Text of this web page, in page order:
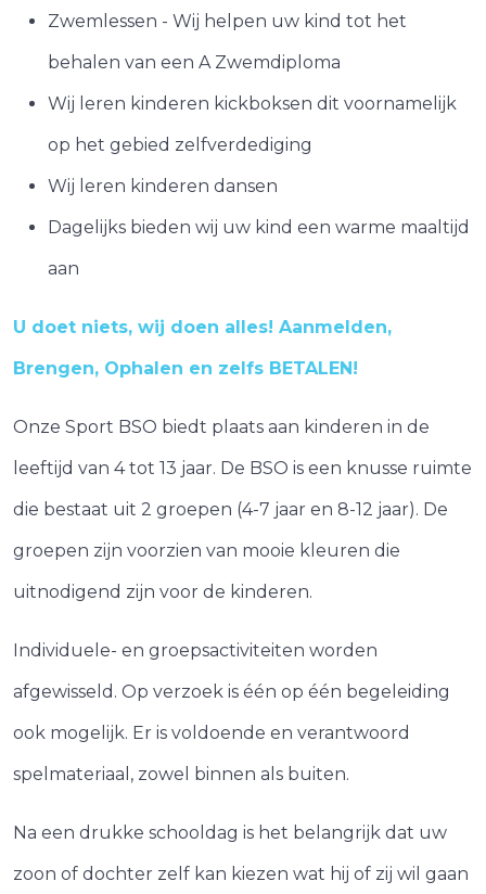
Zwemlessen - Wij helpen uw kind tot het
behalen van een A Zwemdiploma
Wij leren kinderen kickboksen dit voornamelijk
op het gebied zelfverdediging
Wij leren kinderen dansen
Dagelijks bieden wij uw kind een warme maaltijd
aan
U doet niets, wij doen alles! Aanmelden,
Brengen, Ophalen en zelfs BETALEN!
Onze Sport BSO biedt plaats aan kinderen in de
leeftijd van 4 tot 13 jaar. De BSO is een knusse ruimte
die bestaat uit 2 groepen (4-7 jaar en 8-12 jaar). De
groepen zijn voorzien van mooie kleuren die
uitnodigend zijn voor de kinderen.
Individuele- en groepsactiviteiten worden
afgewisseld. Op verzoek is één op één begeleiding
ook mogelijk. Er is voldoende en verantwoord
spelmateriaal, zowel binnen als buiten.
Na een drukke schooldag is het belangrijk dat uw
zoon of dochter zelf kan kiezen wat hij of zij wil gaan